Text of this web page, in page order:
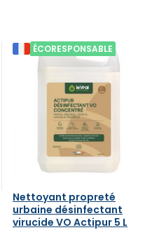
ÉCORESPONSABLE
Nettoyant propreté
urbaine désinfectant
virucide VO Actipur 5 L